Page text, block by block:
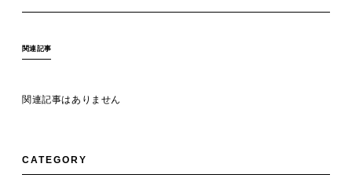
関連記事
関連記事はありません
CATEGORY